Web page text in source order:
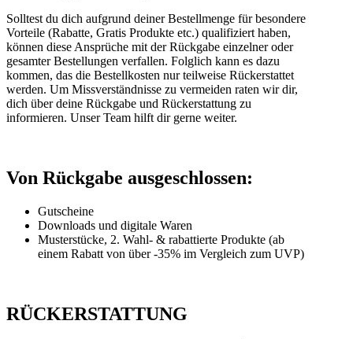
Solltest du dich aufgrund deiner Bestellmenge für besondere
Vorteile (Rabatte, Gratis Produkte etc.) qualifiziert haben,
können diese Ansprüche mit der Rückgabe einzelner oder
gesamter Bestellungen verfallen. Folglich kann es dazu
kommen, das die Bestellkosten nur teilweise Rückerstattet
werden. Um Missverständnisse zu vermeiden raten wir dir,
dich über deine Rückgabe und Rückerstattung zu
informieren. Unser Team hilft dir gerne weiter.
Von Rückgabe ausgeschlossen:
Gutscheine
Downloads und digitale Waren
Musterstücke, 2. Wahl- & rabattierte Produkte (ab
einem Rabatt von über -35% im Vergleich zum UVP)
RÜCKERSTATTUNG